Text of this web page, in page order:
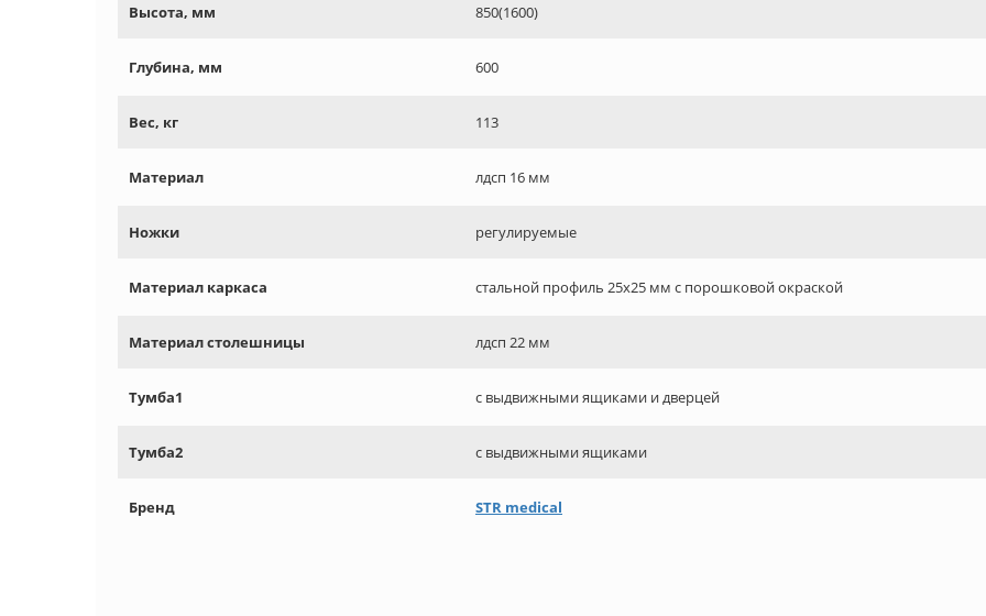
Высота, мм 850(1600)
Глубина, мм 600
Вес, кг 113
Материал лдсп 16 мм
Ножки регулируемые
Материал каркаса стальной профиль 25х25 мм с порошковой окраской
Материал столешницы лдсп 22 мм
Тумба1 с выдвижными ящиками и дверцей
Тумба2 с выдвижными ящиками
Бренд STR medical